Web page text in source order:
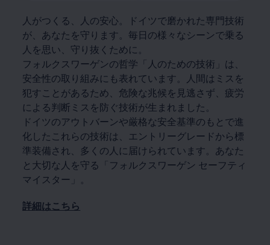
人がつくる、人の安心。ドイツで磨かれた専門技術
が、あなたを守ります。毎日の様々なシーンで乗る
人を思い、守り抜くために。
フォルクスワーゲンの哲学「人のための技術」は、
安全性の取り組みにも表れています。人間はミスを
犯すことがあるため、危険な兆候を見逃さず、疲労
による判断ミスを防ぐ技術が生まれました。
ドイツのアウトバーンや厳格な安全基準のもとで進
化したこれらの技術は、エントリーグレードから標
準装備され、多くの人に届けられています。あなた
と大切な人を守る「フォルクスワーゲン セーフティ
マイスター」。
詳細はこちら